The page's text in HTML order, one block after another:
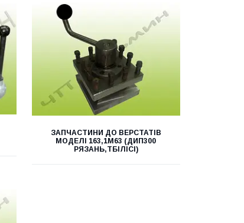
ЗАПЧАСТИНИ ДО ВЕРСТАТІВ
МОДЕЛІ 163,1М63 (ДИП300
РЯЗАНЬ,ТБІЛІСІ)